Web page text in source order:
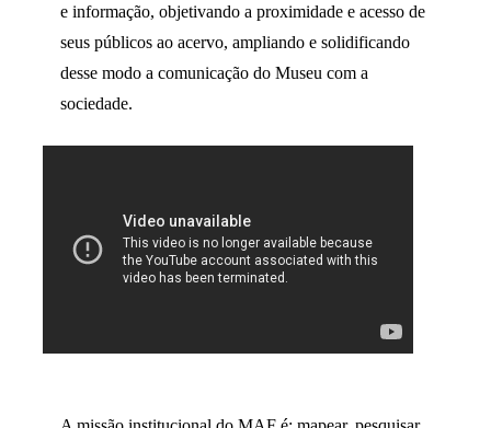
e informação, objetivando a proximidade e acesso de
seus públicos ao acervo, ampliando e solidificando
desse modo a comunicação do Museu com a
sociedade.